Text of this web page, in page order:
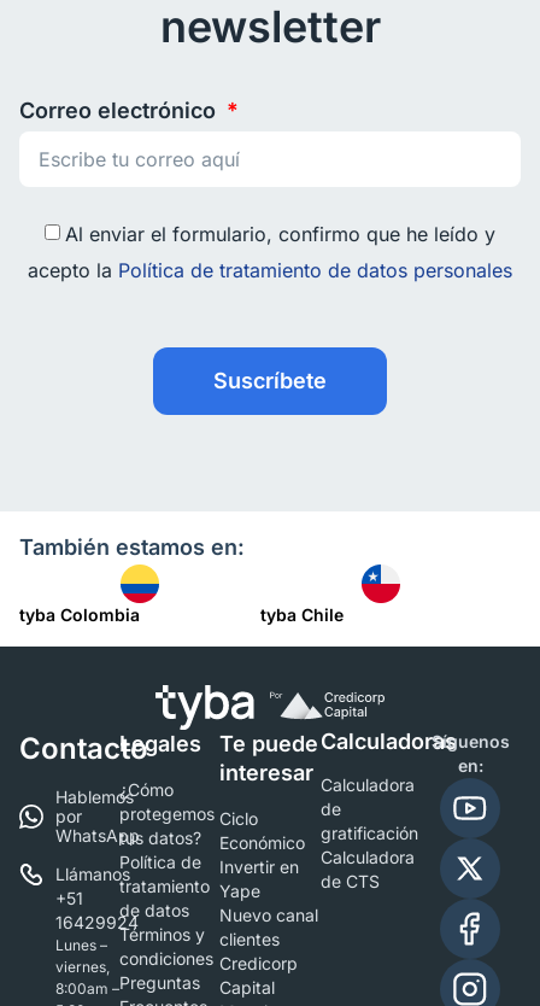
newsletter
Correo electrónico
Al enviar el formulario, confirmo que he leído y
acepto la Política de tratamiento de datos personales
Suscríbete
También estamos en:
tyba Colombia tyba Chile
Contacto
Hablemos
por
WhatsApp
Llámanos
+51
16429924
Lunes –
viernes,
8:00am –
Legales
¿Cómo
protegemos
tus datos?
Política de
tratamiento
de datos
Términos y
condiciones
Preguntas
Te puede
interesar
Ciclo
Económico
Invertir en
Yape
Nuevo canal
clientes
Credicorp
Capital
Calculadoras
Calculadora
de
gratificación
Calculadora
de CTS
Síguenos
en: